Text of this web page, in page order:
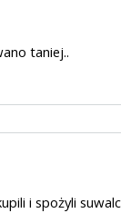
taniej..
i spożyli